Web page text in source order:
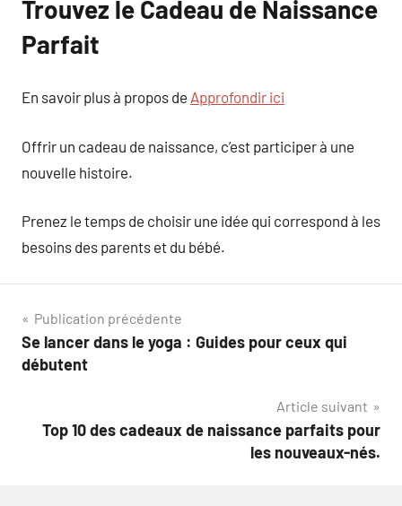
Trouvez le Cadeau de Naissance
Parfait
En savoir plus à propos de Approfondir ici
Offrir un cadeau de naissance, c’est participer à une
nouvelle histoire.
Prenez le temps de choisir une idée qui correspond à les
besoins des parents et du bébé.
Navigation
de
Publication précédente
Se lancer dans le yoga : Guides pour ceux qui
débutent
Article suivant
Top 10 des cadeaux de naissance parfaits pour
les nouveaux-nés.